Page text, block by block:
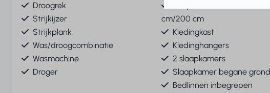
Droogrek
Strijkijzer
Strijkplank
Was/droogcombinatie
Wasmachine
Droger
cm/200 cm
Kledingkast
Kledinghangers
2 slaapkamers
Slaapkamer begane grond
Bedlinnen inbegrepen